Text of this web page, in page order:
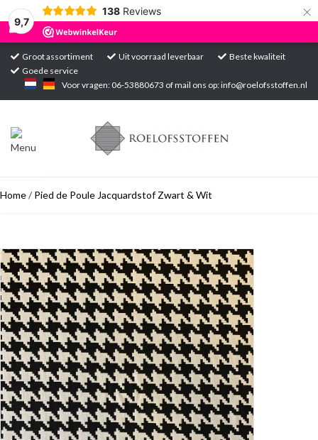
9,7
138 Reviews ×
Groot assortiment Uit voorraad leverbaar
Beste kwaliteit
Goede service
Voor vragen: 06-53880673 of mail ons op:info@roelofsstoffen.nl
Home
Projecten
Markten
Home/ Pied de Poule Jacquardstof Zwart & Wit